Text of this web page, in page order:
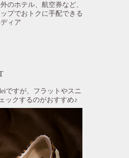
のホテル、航空券など、
プでおトクに手配できる
ィア
ですが、フラットやスニ
ックするのがおすすめ♪